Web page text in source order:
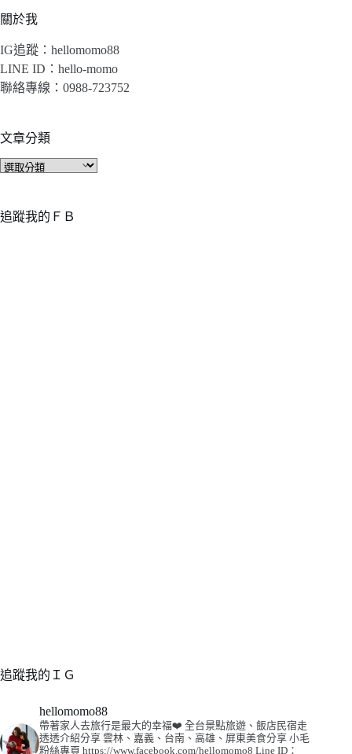
關於我
IG追蹤：hellomomo88
LINE ID：hello-momo
聯絡專線：0988-723752
文章分類
文
類
追蹤我的ＦＢ
追蹤我的ＩＧ
hellomomo88
帶著家人去旅行是最大的幸福❤️ 全台景點旅遊、飯店民宿走
透透介紹分享 雲林、嘉義、台南、高雄、屏東美食分享 小毛
粉絲專頁 https://www.facebook.com/hellomomo8 Line ID：